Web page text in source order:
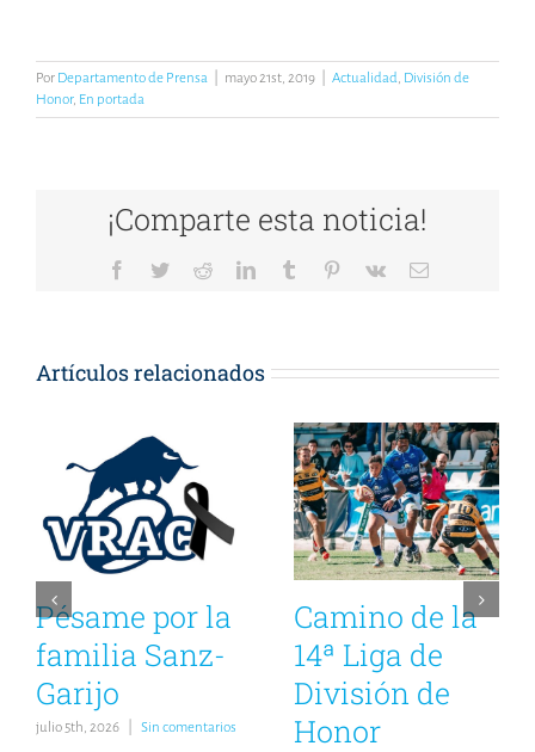
Por Departamento de Prensa mayo 21st, 2019 Actualidad, División de
Honor, En portada
¡Comparte esta noticia!
Facebook
TwitterRedditLinkedInTumblr Pinterest
Vk
Correo
Artículos relacionados
Pésame por la
familia Sanz-
Garijo
julio 5th, 2026 Sin comentarios
Camino de la
14ª Liga de
División de
Honor